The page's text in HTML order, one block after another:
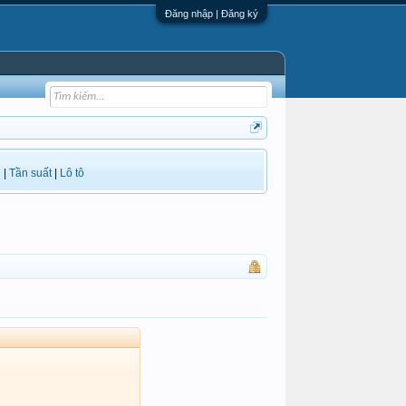
Đăng nhập | Đăng ký
Tần suất| Lô tô